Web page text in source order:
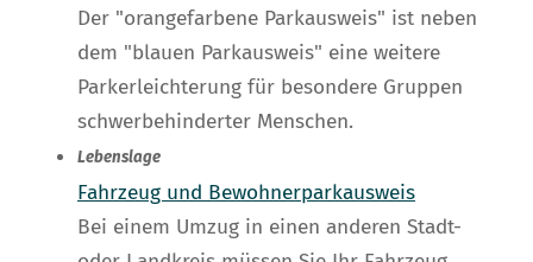
Der "orangefarbene Parkausweis" ist neben
dem "blauen Parkausweis" eine weitere
Parkerleichterung für besondere Gruppen
schwerbehinderter Menschen.
Lebenslage
Fahrzeug und Bewohnerparkausweis
Bei einem Umzug in einen anderen Stadt-